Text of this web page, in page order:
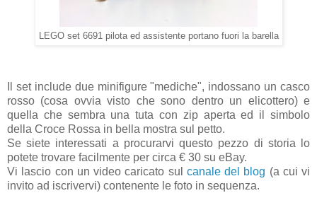
LEGO set 6691 pilota ed assistente portano fuori la barella
Il set include due minifigure "mediche", indossano un casco
rosso (cosa ovvia visto che sono dentro un elicottero) e
quella che sembra una tuta con zip aperta ed il simbolo
della Croce Rossa in bella mostra sul petto.
Se siete interessati a procurarvi questo pezzo di storia lo
potete trovare facilmente per circa € 30 su eBay.
Vi lascio con un video caricato sul canale del blog (a cui vi
invito ad iscrivervi) contenente le foto in sequenza.